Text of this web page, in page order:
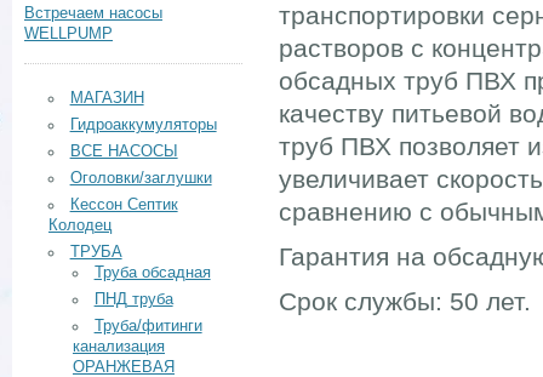
Встречаем насосы
WELLPUMP
МАГАЗИН
Гидроаккумуляторы
ВСЕ НАСОСЫ
Оголовки/заглушки
Кессон Септик
Колодец
ТРУБА
Труба обсадная
ПНД труба
Труба/фитинги
канализация
ОРАНЖЕВАЯ
транспортировки
растворов с
обсадных труб ПВХ
качеству питьевой
труб ПВХ позволяет
увеличивает
сравнению с
Гарантия на
Срок службы: 50 лет.